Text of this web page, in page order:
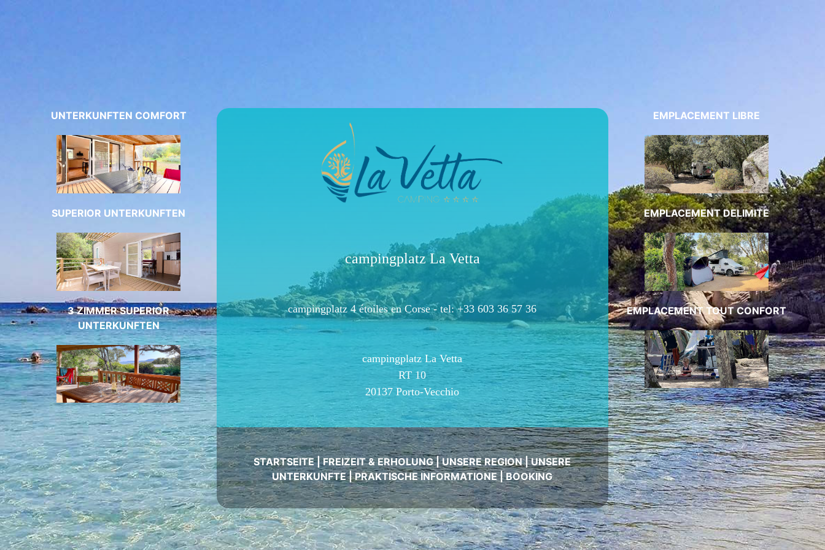
UNTERKUNFTEN COMFORT
SUPERIOR UNTERKUNFTEN
3 ZIMMER SUPERIOR
UNTERKUNFTEN
campingplatz La Vetta
campingplatz 4 étoiles en Corse -tel: +33 603 36 57 36
campingplatz La Vetta
RT 10
20137 Porto-Vecchio
EMPLACEMENT LIBRE
EMPLACEMENT DELIMITE
EMPLACEMENT TOUT CONFORT
STARTSEITE|FREIZEIT & ERHOLUNG|UNSERE REGION|UNSERE
UNTERKUNFTE|PRAKTISCHE INFORMATIONE|BOOKING